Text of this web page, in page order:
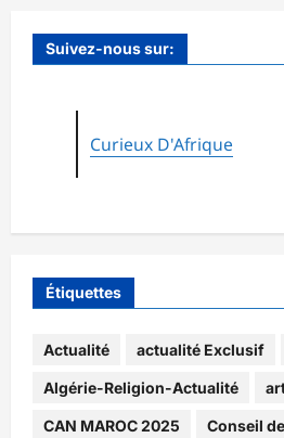
Suivez-nous sur:
Curieux D'Afrique
Étiquettes
Actualité actualité Exclusif
Algérie-Religion-Actualité
CAN MAROC 2025 Conseil